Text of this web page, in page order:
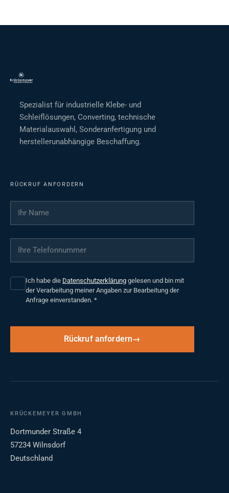
Spezialist für industrielle Klebe- und
Schleiflösungen, Converting, technische
Materialauswahl, Sonderanfertigung und
herstellerunabhängige Beschaffung.
RÜCKRUF ANFORDERN
Ihr Name
Ihre Telefonnummer
Ich habe die Datenschutzerklärung gelesen und bin mit
der Verarbeitung meiner Angaben zur Bearbeitung der
Anfrage einverstanden. *
Rückruf anfordern
KRÜCKEMEYER GMBH
Dortmunder Straße 4
57234 Wilnsdorf
Deutschland